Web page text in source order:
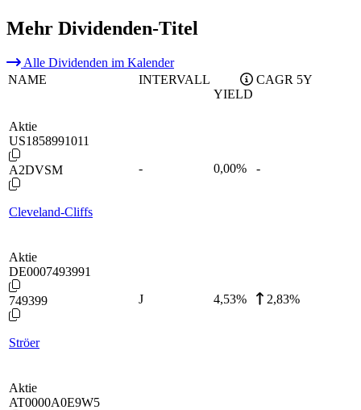
Mehr Dividenden-Titel
Alle Dividenden im Kalender
NAME
INTERVALL
YIELD
CAGR 5Y
Aktie
US1858991011
A2DVSM
Cleveland-Cliffs
- 0,00% -
Aktie
DE0007493991
749399
Ströer
J 4,53% 2,83%
Aktie
AT0000A0E9W5